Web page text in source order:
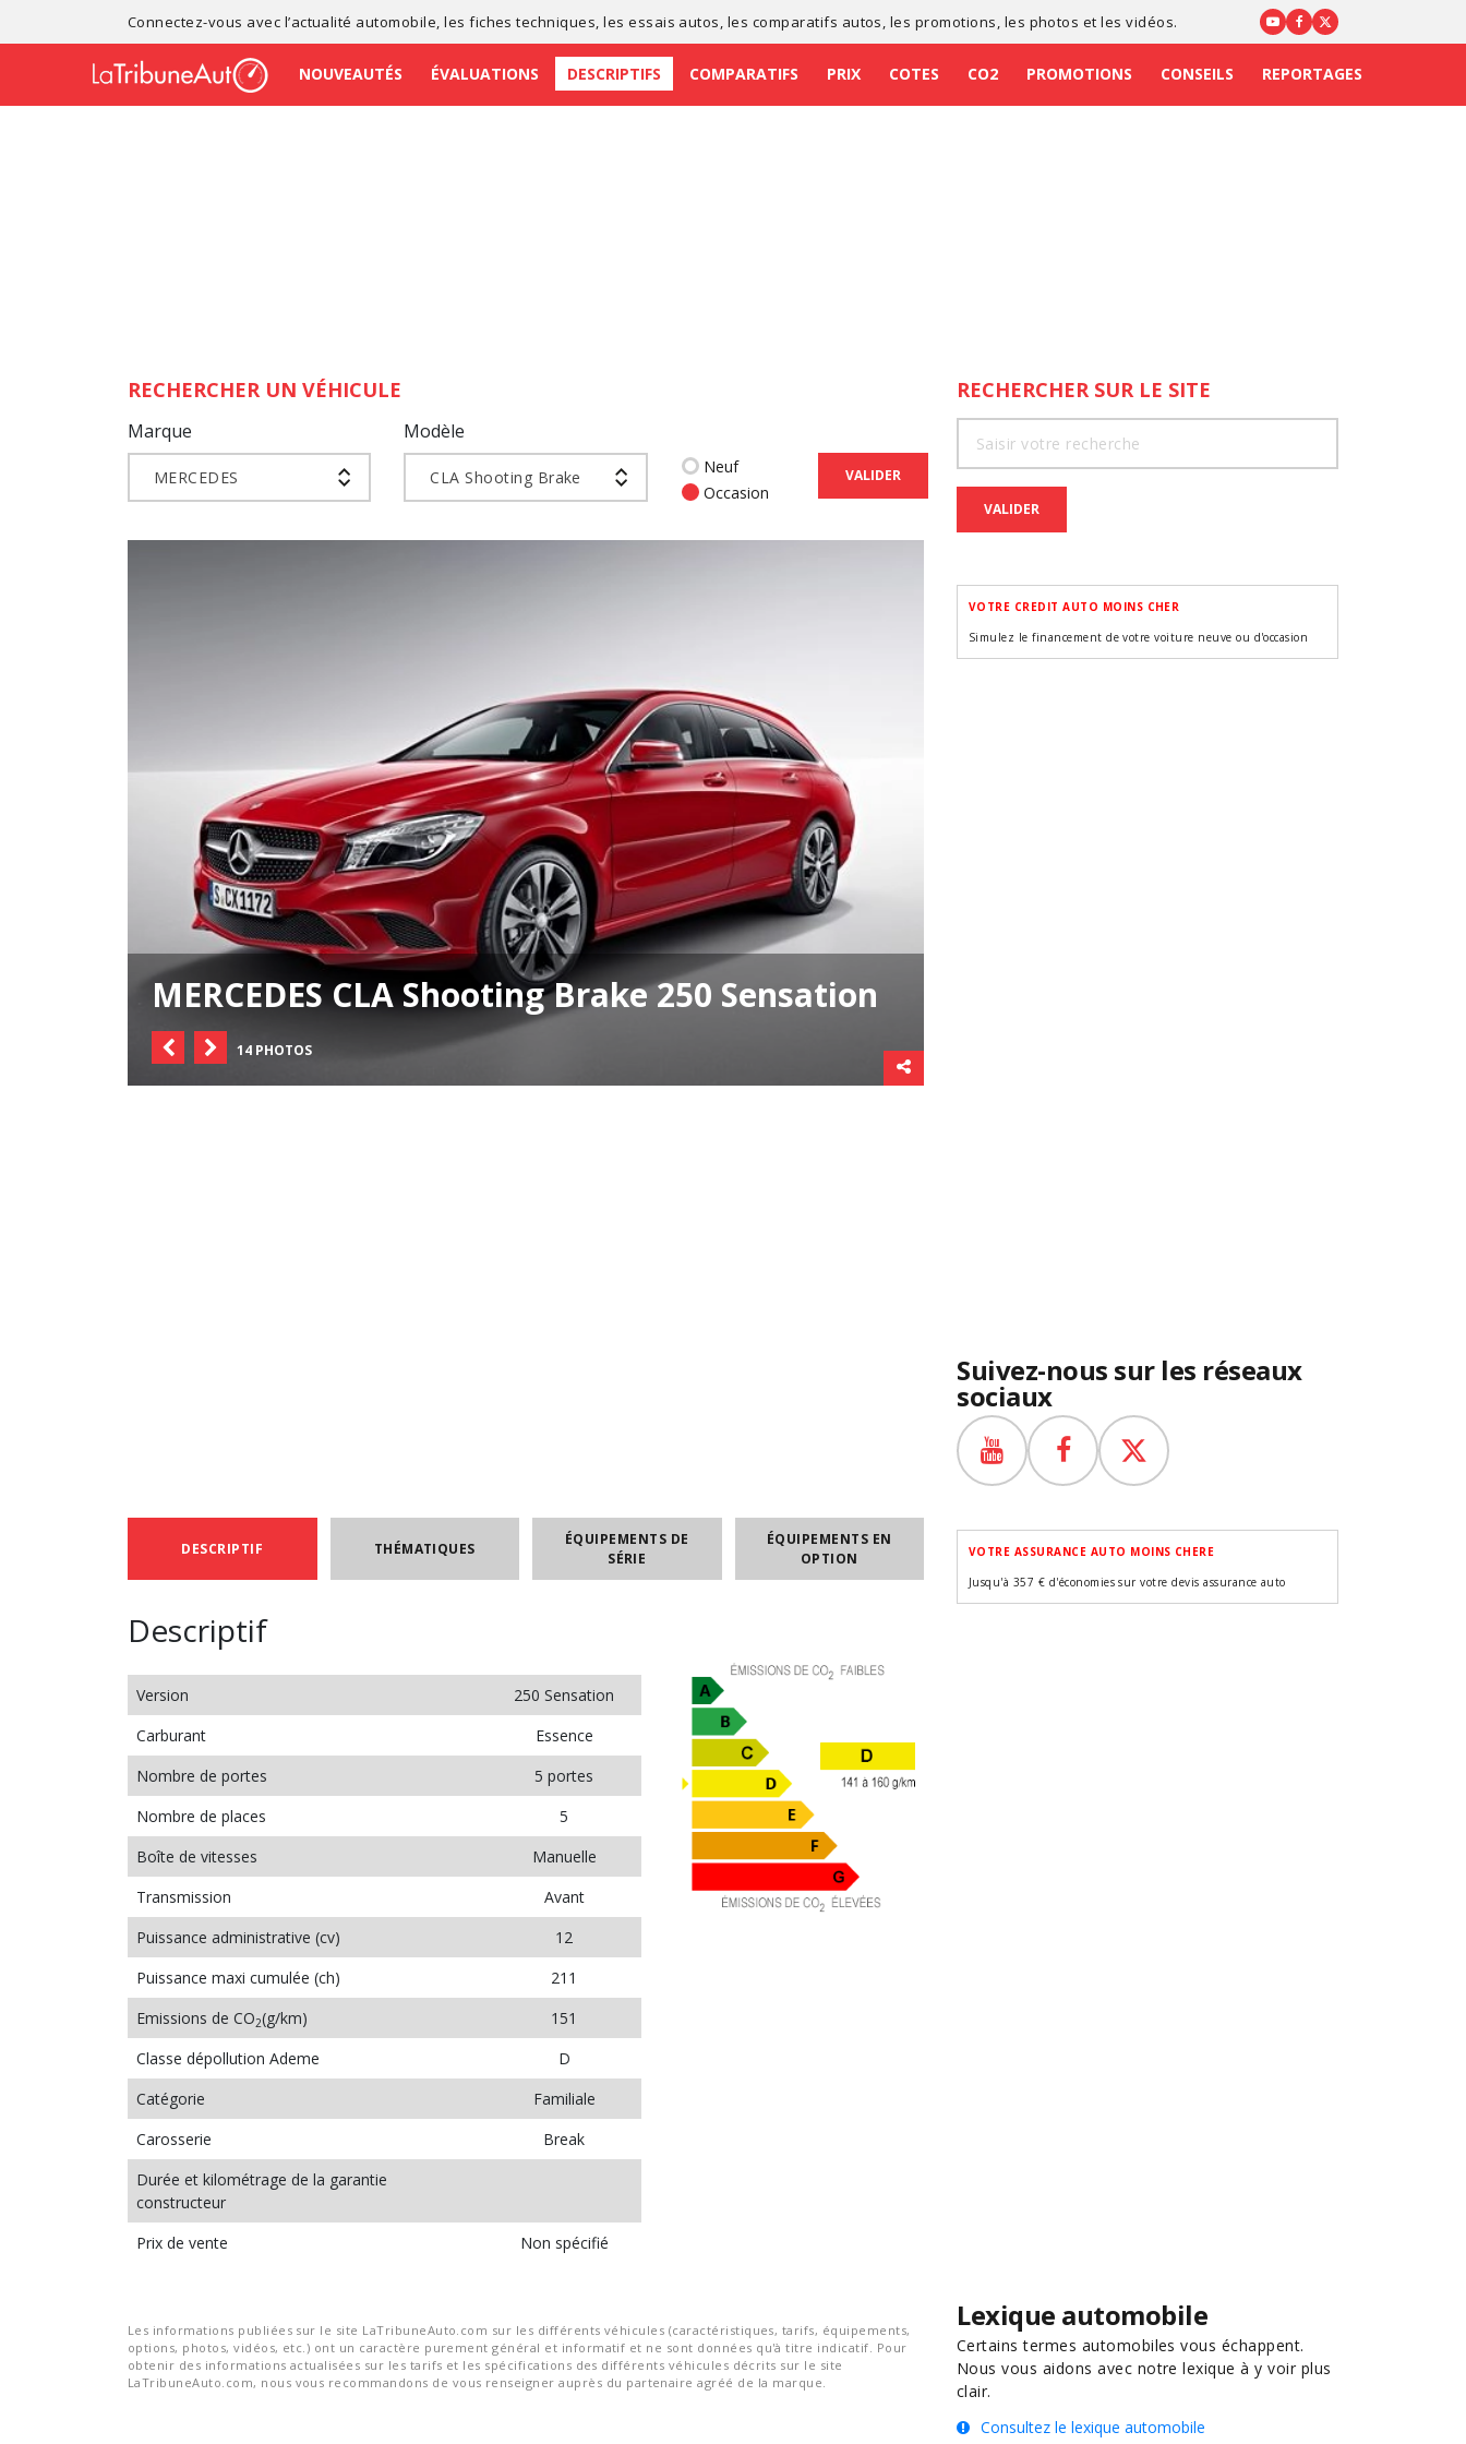
Connectez-vous avec l’actualité automobile , lesfiches techniques , lesessais autos , les comparatifs autos , les promotions , les photos et les vidéos.
NOUVEAUTÉS ÉVALUATIONS DESCRIPTIFS COMPARATIFS PRIX COTES CO2 PROMOTIONS CONSEILS REPORTAGES
RECHERCHER UN VÉHICULE
Marque
MERCEDES
Modèle
CLA Shooting Brake
Neuf
Occasion
VALIDER
MERCEDES CLA Shooting Brake 250 Sensation
14 PHOTOS
DESCRIPTIF THÉMATIQUES
ÉQUIPEMENTS DE
SÉRIE
ÉQUIPEMENTS EN
OPTION
Descriptif
Version
250 Sensation
Carburant
Essence
Nombre de portes
5 portes
Nombre de places
5
Boîte de vitesses
Manuelle
Transmission
Avant
Puissance administrative (cv)
12
Puissance maxi cumulée (ch)
211
Emissions de CO2(g/km)
151
Classe dépollution Ademe
D
Catégorie
Familiale
Carosserie
Break
Durée et kilométrage de la garantie
constructeur
Prix de vente
Non spécifié
Les informations publiées sur le site LaTribuneAuto.com sur les différents véhicules (caractéristiques, tarifs, équipements,
options, photos, vidéos, etc.) ont un caractère purement général et informatif et ne sont données qu'à titre indicatif. Pour
obtenir des informations actualisées sur les tarifs et les spécifications des différents véhicules décrits sur le site
LaTribuneAuto.com, nous vous recommandons de vous renseigner auprès du partenaire agréé de la marque.
RECHERCHER SUR LE SITE
VALIDER
VOTRE CREDIT AUTO MOINS CHER
Simulez le financement de votre voiture neuve ou d'occasion
Suivez-nous sur les réseaux
sociaux
VOTRE ASSURANCE AUTO MOINS CHERE
Jusqu'à 357 € d'économies sur votre devis assurance auto
Lexique automobile
Certains termes automobiles vous échappent.
Nous vous aidons avec notre lexique à y voir plus
clair.
Consultez le lexique automobile